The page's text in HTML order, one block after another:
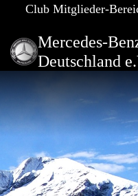
Club Mitglieder-
Mercedes-
Deutschland